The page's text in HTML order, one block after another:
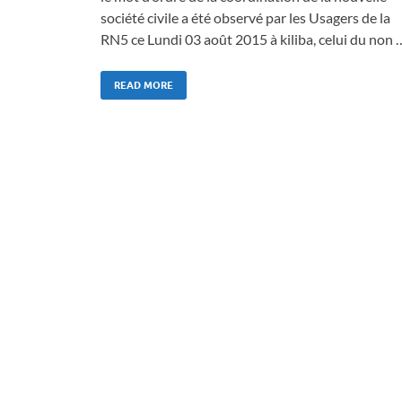
société civile a été observé par les Usagers de la
RN5 ce Lundi 03 août 2015 à kiliba, celui du non
READ MORE